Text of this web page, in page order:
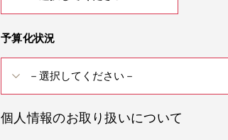
予算化状況
個人情報のお取り扱いについて